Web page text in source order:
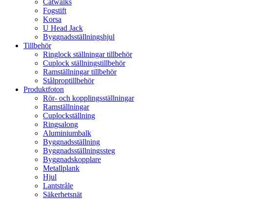
Fogstift
Korsa
U Head Jack
Byggnadsställningshjul
Tillbehör
Ringlock ställningar tillbehör
Cuplock ställningstillbehör
Ramställningar tillbehör
Stålproptillbehör
Produktfoton
Rör- och kopplingsställningar
Ramställningar
Cuplockställning
Ringsalong
Aluminiumbalk
Byggnadsställning
Byggnadsställningssteg
Byggnadskopplare
Metallplank
Hjul
Lantstråle
Säkerhetsnät